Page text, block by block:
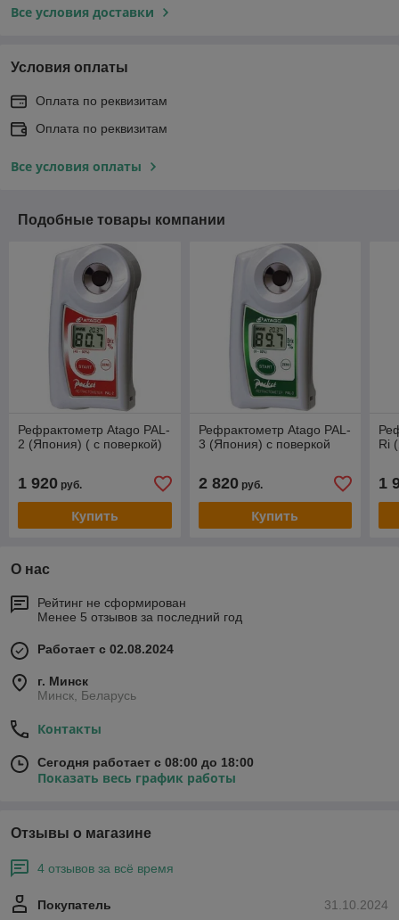
Все условия доставки
Условия оплаты
Оплата по реквизитам
Оплата по реквизитам
Все условия оплаты
Подобные товары компании
Рефрактометр Atago PAL-
2 (Япония) ( с поверкой)
1 920 руб.
Купить
Рефрактометр Atago PAL-
3 (Япония) с поверкой
2 820руб.
Купить
Ri
1
О нас
Рейтинг не сформирован
Менее 5 отзывов за последний год
Работает с 02.08.2024
г. Минск
Минск, Беларусь
Контакты
Сегодня работает с 08:00 до 18:00
Показать весь график работы
Отзывы о магазине
4 отзывов за всё время
31.10.2024
Покупатель